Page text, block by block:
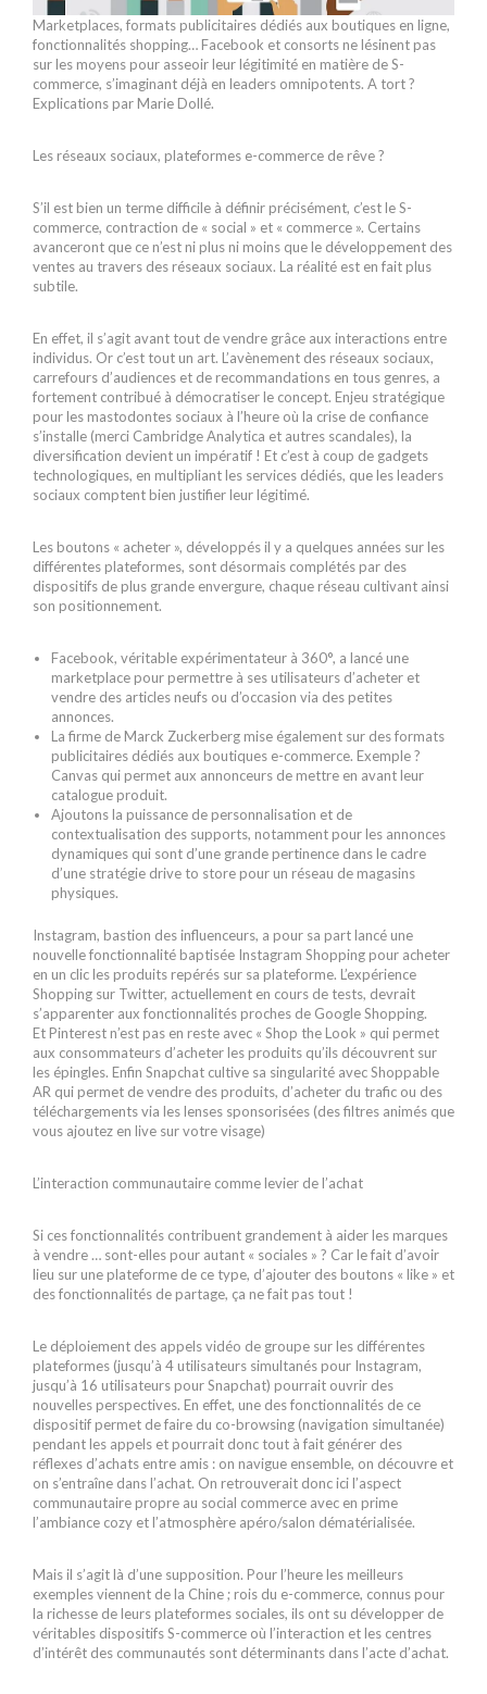
Marketplaces, formats publicitaires dédiés aux boutiques en ligne,
fonctionnalités shopping… Facebook et consorts ne lésinent pas
sur les moyens pour asseoir leur légitimité en matière de S-
commerce, s’imaginant déjà en leaders omnipotents. A tort ?
Explications par Marie Dollé.
Les réseaux sociaux, plateformes e-commerce de rêve ?
S’il est bien un terme difficile à définir précisément, c’est le S-
commerce, contraction de « social » et « commerce ». Certains
avanceront que ce n’est ni plus ni moins que le développement des
ventes au travers des réseaux sociaux. La réalité est en fait plus
subtile.
En effet, il s’agit avant tout de vendre grâce aux interactions entre
individus. Or c’est tout un art. L’avènement des réseaux sociaux,
carrefours d’audiences et de recommandations en tous genres, a
fortement contribué à démocratiser le concept. Enjeu stratégique
pour les mastodontes sociaux à l’heure où la crise de confiance
s’installe (merci Cambridge Analytica et autres scandales), la
diversification devient un impératif ! Et c’est à coup de gadgets
technologiques, en multipliant les services dédiés, que les leaders
sociaux comptent bien justifier leur légitimé.
Les boutons « acheter », développés il y a quelques années sur les
différentes plateformes, sont désormais complétés par des
dispositifs de plus grande envergure, chaque réseau cultivant ainsi
son positionnement.
Facebook, véritable expérimentateur à 360°, a lancé une
marketplace pour permettre à ses utilisateurs d’acheter et
vendre des articles neufs ou d’occasion via des petites
annonces.
La firme de Marck Zuckerberg mise également sur des formats
publicitaires dédiés aux boutiques e-commerce. Exemple ?
Canvas qui permet aux annonceurs de mettre en avant leur
catalogue produit.
Ajoutons la puissance de personnalisation et de
contextualisation des supports, notamment pour les annonces
dynamiques qui sont d’une grande pertinence dans le cadre
d’une stratégie drive to store pour un réseau de magasins
physiques.
Instagram, bastion des influenceurs, a pour sa part lancé une
nouvelle fonctionnalité baptisée Instagram Shopping pour acheter
en un clic les produits repérés sur sa plateforme. L’expérience
Shopping sur Twitter, actuellement en cours de tests, devrait
s’apparenter aux fonctionnalités proches de Google Shopping.
Et Pinterest n’est pas en reste avec « Shop the Look » qui permet
aux consommateurs d’acheter les produits qu’ils découvrent sur
les épingles. Enfin Snapchat cultive sa singularité avec Shoppable
AR qui permet de vendre des produits, d’acheter du trafic ou des
téléchargements via les lenses sponsorisées (des filtres animés que
vous ajoutez en live sur votre visage)
L’interaction communautaire comme levier de l’achat
Si ces fonctionnalités contribuent grandement à aider les marques
à vendre … sont-elles pour autant « sociales » ? Car le fait d’avoir
lieu sur une plateforme de ce type, d’ajouter des boutons « like » et
des fonctionnalités de partage, ça ne fait pas tout !
Le déploiement des appels vidéo de groupe sur les différentes
plateformes (jusqu’à 4 utilisateurs simultanés pour Instagram,
jusqu’à 16 utilisateurs pour Snapchat) pourrait ouvrir des
nouvelles perspectives. En effet, une des fonctionnalités de ce
dispositif permet de faire du co-browsing (navigation simultanée)
pendant les appels et pourrait donc tout à fait générer des
réflexes d’achats entre amis : on navigue ensemble, on découvre et
on s’entraîne dans l’achat. On retrouverait donc ici l’aspect
communautaire propre au social commerce avec en prime
l’ambiance cozy et l’atmosphère apéro/salon dématérialisée.
Mais il s’agit là d’une supposition. Pour l’heure les meilleurs
exemples viennent de la Chine ; rois du e-commerce, connus pour
la richesse de leurs plateformes sociales, ils ont su développer de
véritables dispositifs S-commerce où l’interaction et les centres
d’intérêt des communautés sont déterminants dans l’acte d’achat.